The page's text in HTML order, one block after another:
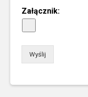
Załącznik:
Wyślij